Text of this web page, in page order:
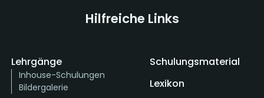
Hilfreiche Links
Lehrgänge
Inhouse-Schulungen
Bildergalerie
Schulungsmaterial
Lexikon